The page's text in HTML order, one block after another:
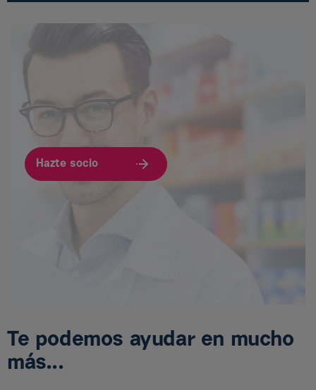
Hazte socio
Te podemos ayudar en mucho
más...